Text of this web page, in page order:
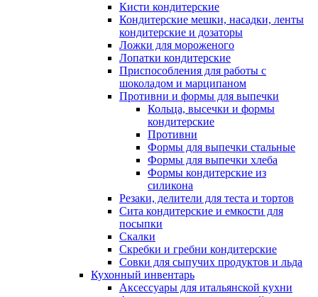
Кисти кондитерские
Кондитерские мешки, насадки, ленты
кондитерские и дозаторы
Ложки для мороженого
Лопатки кондитерские
Приспособления для работы с
шоколадом и марципаном
Противни и формы для выпечки
Кольца, высечки и формы
кондитерские
Противни
Формы для выпечки стальные
Формы для выпечки хлеба
Формы кондитерские из
силикона
Резаки, делители для теста и тортов
Сита кондитерские и емкости для
посыпки
Скалки
Скребки и гребни кондитерские
Совки для сыпучих продуктов и льда
Кухонный инвентарь
Аксессуары для итальянской кухни